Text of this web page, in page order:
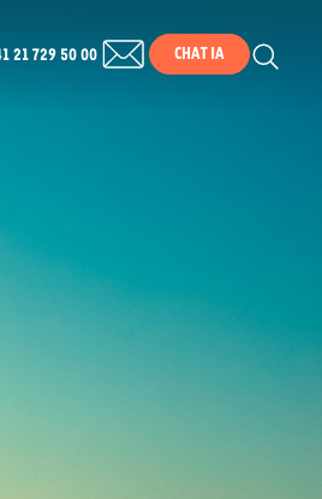
21 729 50 00 CHAT IA